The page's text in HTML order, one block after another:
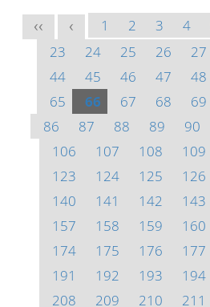
<< < 1 2 3 4
23
24 25 26 27
44
45 46 47 48
65
66 67 68 69
86
87 88 89 90
106
107 108 109
123
124 125 126
140
141 142 143
157
158 159 160
174
175 176 177
191
192 193 194
208
209 210 211